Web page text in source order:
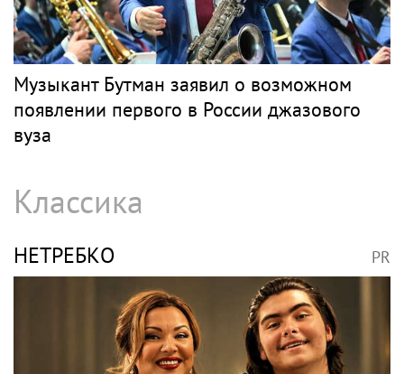
Музыкант Бутман заявил о возможном
появлении первого в России джазового
вуза
Классика
НЕТРЕБКО PR